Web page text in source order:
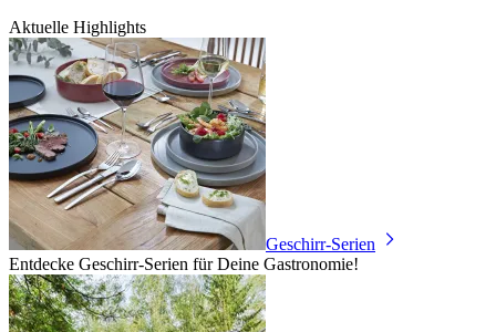
Aktuelle Highlights
Geschirr-Serien
Entdecke Geschirr-Serien für Deine Gastronomie!